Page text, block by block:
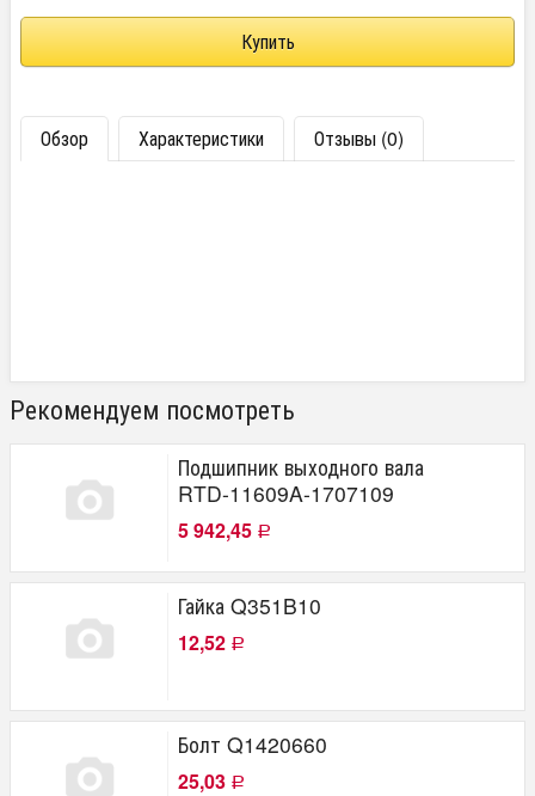
Обзор Характеристики Отзывы (0)
Рекомендуем посмотреть
Подшипник выходного вала
RTD-11609A-1707109
5 942,45 Р
Гайка Q351B10
12,52 Р
Болт Q1420660
25,03 Р